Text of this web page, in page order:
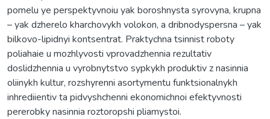
pomelu ye perspektyvnoiu yak boroshnysta syrovyna, krupna
– yak dzherelo kharchovykh volokon, a dribnodyspersna – yak
bilkovo-lipidnyi kontsentrat. Praktychna tsinnist roboty
poliahaie u mozhlyvosti vprovadzhennia rezultativ
doslidzhennia u vyrobnytstvo sypkykh produktiv z nasinnia
oliinykh kultur, rozshyrenni asortymentu funktsionalnykh
inhrediientiv ta pidvyshchenni ekonomichnoi efektyvnosti
pererobky nasinnia roztoropshi pliamystoi.